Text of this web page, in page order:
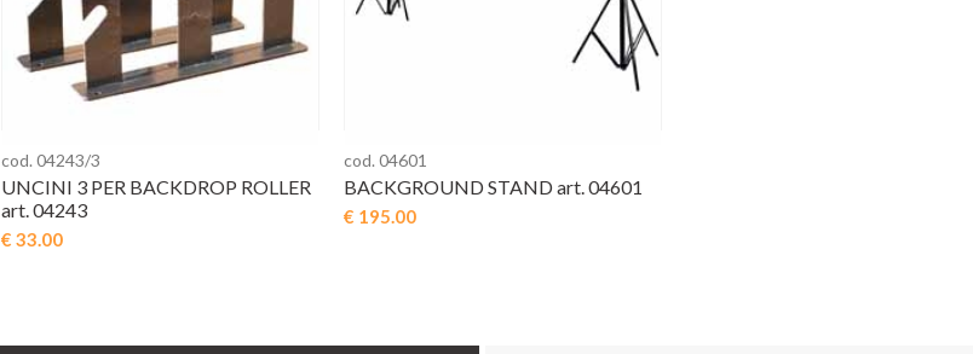
cod. 04243/3
UNCINI 3 PER BACKDROP ROLLER
art. 04243
€ 33.00
cod. 04601
BACKGROUND STAND art. 04601
€ 195.00